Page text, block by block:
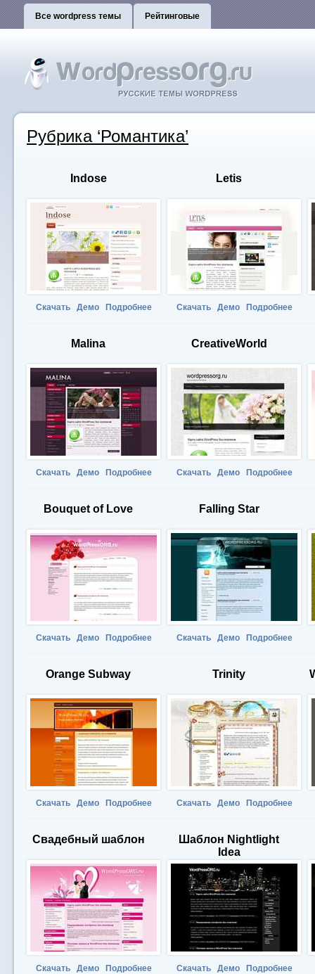
Все wordpress темы Рейтинговые
Рубрика ‘Романтика’
Indose
Скачать Демо Подробнее
Letis
Скачать Демо Подробнее
Malina
Скачать Демо Подробнее
CreativeWorld
Скачать Демо Подробнее
Bouquet of Love
Скачать Демо Подробнее
Falling Star
Скачать Демо Подробнее
Orange Subway
Скачать Демо Подробнее
Trinity
Скачать Демо Подробнее
Свадебный шаблон
Скачать Демо Подробнее
Шаблон Nightlight
Idea
Скачать Демо Подробнее